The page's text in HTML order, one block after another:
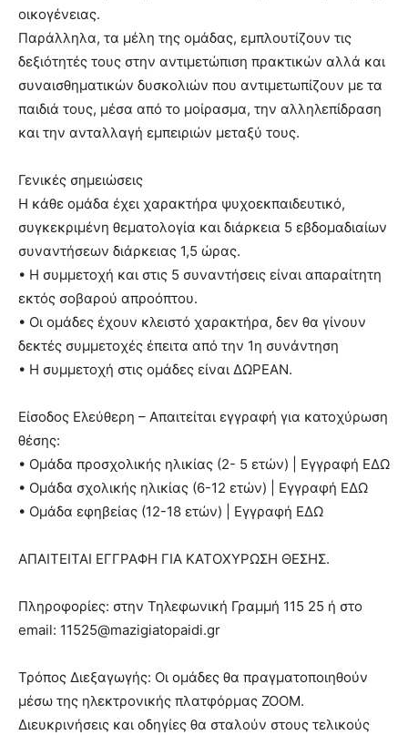
οικογένειας.
Παράλληλα, τα μέλη της ομάδας, εμπλουτίζουν τις
δεξιότητές τους στην αντιμετώπιση πρακτικών αλλά και
συναισθηματικών δυσκολιών που αντιμετωπίζουν με τα
παιδιά τους, μέσα από το μοίρασμα, την αλληλεπίδραση
και την ανταλλαγή εμπειριών μεταξύ τους.
Γενικές σημειώσεις
Η κάθε ομάδα έχει χαρακτήρα ψυχοεκπαιδευτικό,
συγκεκριμένη θεματολογία και διάρκεια 5 εβδομαδιαίων
συναντήσεων διάρκειας 1,5 ώρας.
• Η συμμετοχή και στις 5 συναντήσεις είναι απαραίτητη
εκτός σοβαρού απροόπτου.
• Οι ομάδες έχουν κλειστό χαρακτήρα, δεν θα γίνουν
δεκτές συμμετοχές έπειτα από την 1η συνάντηση
• Η συμμετοχή στις ομάδες είναι ΔΩΡΕΑΝ.
Είσοδος Ελεύθερη – Απαιτείται εγγραφή για κατοχύρωση
θέσης:
• Ομάδα προσχολικής ηλικίας (2- 5 ετών) | Εγγραφή ΕΔΩ
• Ομάδα σχολικής ηλικίας (6-12 ετών) | Εγγραφή ΕΔΩ
• Ομάδα εφηβείας (12-18 ετών) | Εγγραφή ΕΔΩ
ΑΠΑΙΤΕΙΤΑΙ ΕΓΓΡΑΦΗ ΓΙΑ ΚΑΤΟΧΥΡΩΣΗ ΘΕΣΗΣ.
Πληροφορίες: στην Τηλεφωνική Γραμμή 115 25 ή στο
email: 11525@mazigiatopaidi.gr
Τρόπoς Διεξαγωγής: Οι ομάδες θα πραγματοποιηθούν
μέσω της ηλεκτρονικής πλατφόρμας ZOOM.
Διευκρινήσεις και οδηγίες θα σταλούν στους τελικούς